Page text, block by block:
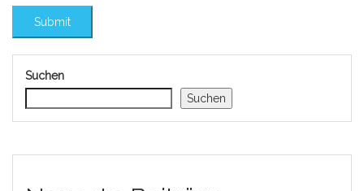
Suchen
Suchen